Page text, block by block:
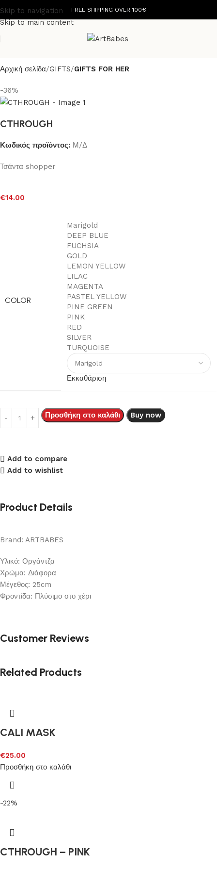
Skip to navigation
Skip to main content
FREE SHIPPING OVER 100€
Αρχική σελίδα GIFTS GIFTS FOR HER
-36%
CTHROUGH
Κωδικός προϊόντος: Μ/Δ
Τσάντα shopper
€14.00
COLOR
Marigold
DEEP BLUE
FUCHSIA
GOLD
LEMON YELLOW
LILAC
MAGENTA
PASTEL YELLOW
PINE GREEN
PINK
RED
SILVER
TURQUOISE
Εκκαθάριση
Προσθήκη στο καλάθι Buy now
Add to compare
Add to wishlist
Product Details
Brand: ARTBABES
Υλικό: Οργάντζα
Χρώμα: Διάφορα
Μέγεθος: 25cm
Φροντίδα: Πλύσιμο στο χέρι
Customer Reviews
Related Products
CALI MASK
€25.00
Προσθήκη στο καλάθι
-22%
CTHROUGH – PINK